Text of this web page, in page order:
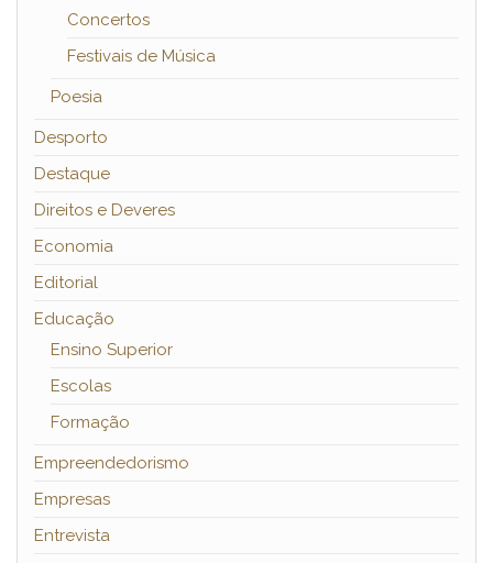
Concertos
Festivais de Música
Poesia
Desporto
Destaque
Direitos e Deveres
Economia
Editorial
Educação
Ensino Superior
Escolas
Formação
Empreendedorismo
Empresas
Entrevista